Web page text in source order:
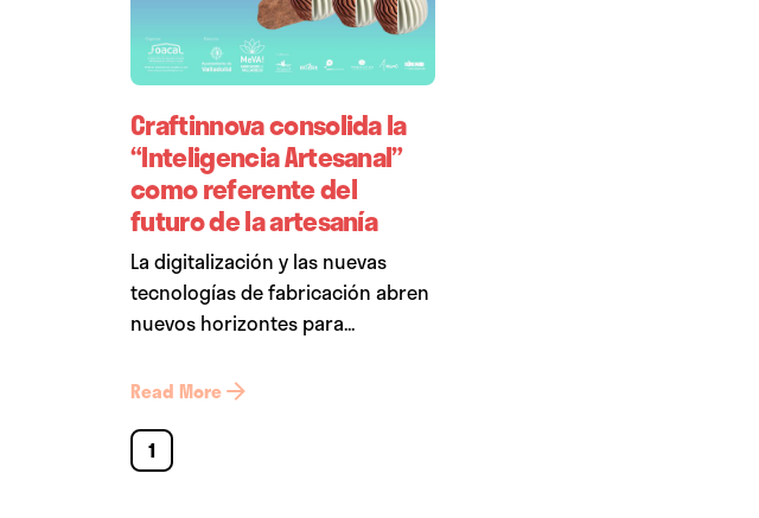
Craftinnova consolida la
“Inteligencia Artesanal”
como referente del
futuro de la artesanía
La digitalización y las nuevas
tecnologías de fabricación abren
nuevos horizontes para...
Read More
1